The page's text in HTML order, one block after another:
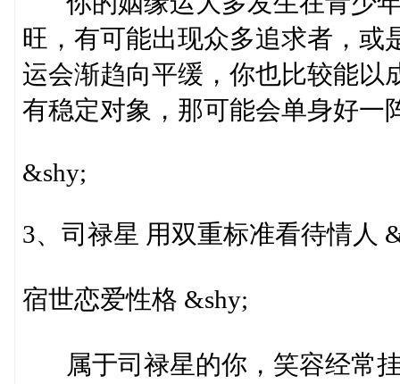
旺，有可能出现众多追求者，或
运会渐趋向平缓，你也比较能以
有稳定对象，那可能会单身好一
&shy;
3、司禄星 用双重标准看待情人
宿世恋爱性格 &shy;
属于司禄星的你，笑容经常挂